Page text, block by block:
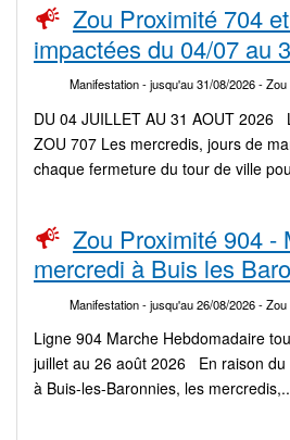
Zou Proximité 704
impactées du 04/07 au
Manifestation- jusqu'au 31/08/2026- Zou
DU 04 JUILLET AU 31 AOUT 2026
ZOU 707 Les mercredis, jours de
chaque fermeture du tour de ville
Zou Proximité 904 -
mercredi à Buis les
Manifestation- jusqu'au 26/08/2026- Zou
Ligne 904 Marche Hebdomadaire
juillet au 26 août 2026 En raison
à Buis-les-Baronnies, les